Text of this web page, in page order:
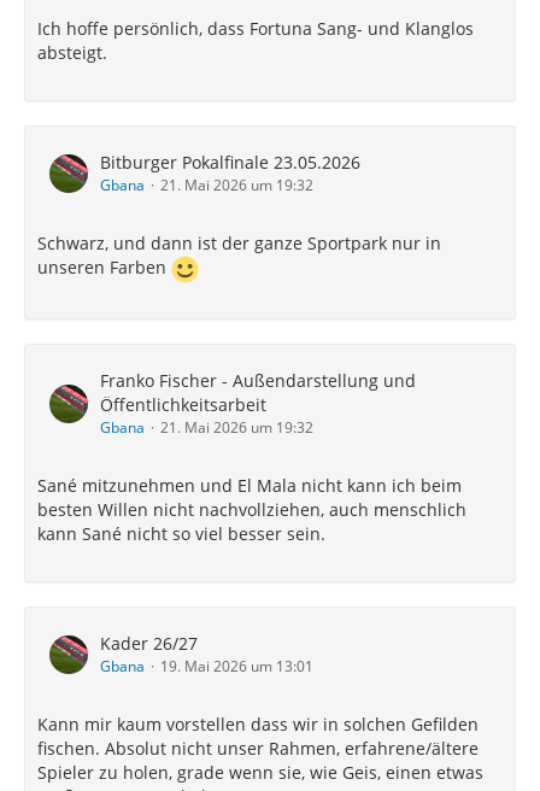
Ich hoffe persönlich, dass Fortuna Sang- und Klanglos
absteigt.
Bitburger Pokalfinale 23.05.2026
Gbana 21. Mai 2026 um 19:32
Schwarz, und dann ist der ganze Sportpark nur in
unseren Farben
Franko Fischer - Außendarstellung und
Öffentlichkeitsarbeit
Gbana 21. Mai 2026 um 19:32
Sané mitzunehmen und El Mala nicht kann ich beim
besten Willen nicht nachvollziehen, auch menschlich
kann Sané nicht so viel besser sein.
Kader 26/27
Gbana 19. Mai 2026 um 13:01
Kann mir kaum vorstellen dass wir in solchen Gefilden
fischen. Absolut nicht unser Rahmen, erfahrene/ältere
Spieler zu holen, grade wenn sie, wie Geis, einen etwas